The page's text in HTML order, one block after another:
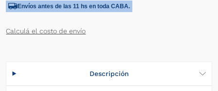
Envíos antes de las 11 hs en toda CABA.
Calculá el costo de envío
Descripción